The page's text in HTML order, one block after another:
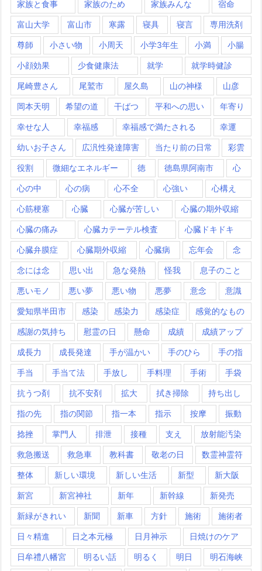
家族と食事 家族のため 家族みんな 宿命
富山大学 富山市 寒露 寝具 寝言 専用洗剤
尊師 小さい物 小周天 小学3年生 小満 小腸
小顔効果 少食健康法 就学 就学時健診
尾崎豊さん 尾鷲市 屋久島 山の神様 山彦
岡本天明 希望の道 干ばつ 平和への思い 年寄り
幸せな人 幸福感 幸福感で満たされる 幸運
幼いお子さん 広汎性発達障害 当たり前の日常 彩雲
役割 微細なエネルギー 徳 徳島県阿南市 心
心の中 心の病 心不全 心強い 心構え
心筋梗塞 心臓 心臓が苦しい 心臓の期外収縮
心臓の痛み 心臓カテーテル検査 心臓ドキドキ
心臓弁膜症 心臓期外収縮 心臓病 忘年会 念
念には念 思い出 急な発熱 怪我 息子のこと
悪いモノ 悪い夢 悪い物 悪夢 意念 意識
愛知県半田市 感染 感染力 感染症 感覚的なもの
感謝の気持ち 慰霊の日 懸命 成績 成績アップ
成長力 成長発達 手が温かい 手のひら 手の指
手当 手当て法 手放し 手料理 手術 手袋
抗うつ剤 抗不安剤 拡大 拭き掃除 持ち出し
指の先 指の関節 指一本 指示 按摩 振動
捻挫 掌門人 排泄 接種 支え 放射能汚染
救急搬送 救急車 教科書 敬老の日 数霊神霊符
整体 新しい環境 新しい生活 新型 新大阪
新宮 新宮神社 新年 新幹線 新発売
新緑がきれい 新聞 新車 方針 施術 施術者
日々精進 日之本元極 日月神示 日焼けのケア
日牟禮八幡宮 明るい話 明るく 明日 明石海峡